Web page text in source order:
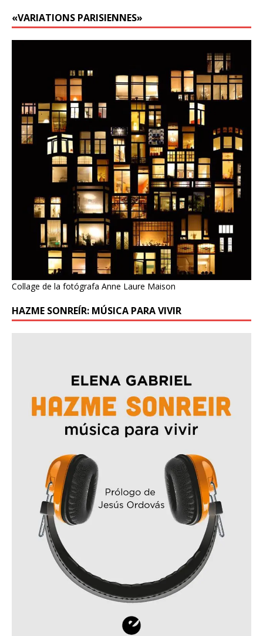
«VARIATIONS PARISIENNES»
Collage de la fotógrafa Anne Laure Maison
HAZME SONREÍR: MÚSICA PARA VIVIR